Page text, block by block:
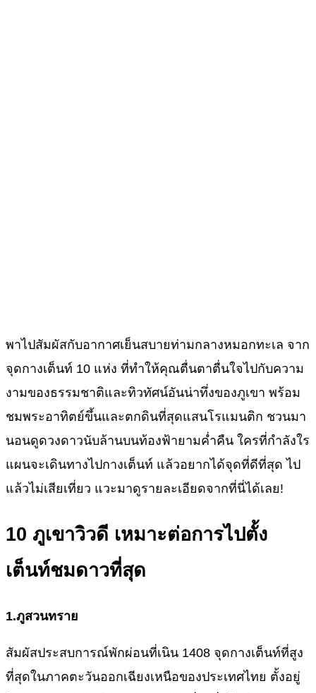
พาไปสัมผัสกับอากาศเย็นสบายท่ามกลางหมอกทะเล จาก
จุดกางเต็นท์ 10 แห่ง ที่ทำให้คุณตื่นตาตื่นใจไปกับความ
งามของธรรมชาติและทิวทัศน์อันน่าทึ่งของภูเขา พร้อม
ชมพระอาทิตย์ขึ้นและตกดินที่สุดแสนโรแมนติก ชวนมา
นอนดูดวงดาวนับล้านบนท้องฟ้ายามค่ำคืน ใครที่กำลังใร
แผนจะเดินทางไปกางเต็นท์ แล้วอยากได้จุดที่ดีที่สุด ไป
แล้วไม่เสียเที่ยว แวะมาดูรายละเอียดจากที่นี่ได้เลย!
10 ภูเขาวิวดี เหมาะต่อการไปตั้ง
เต็นท์ชมดาวที่สุด
1.ภูสวนทราย
สัมผัสประสบการณ์พักผ่อนที่เนิน 1408 จุดกางเต็นท์ที่สูง
ที่สุดในภาคตะวันออกเฉียงเหนือของประเทศไทย ตั้งอยู่